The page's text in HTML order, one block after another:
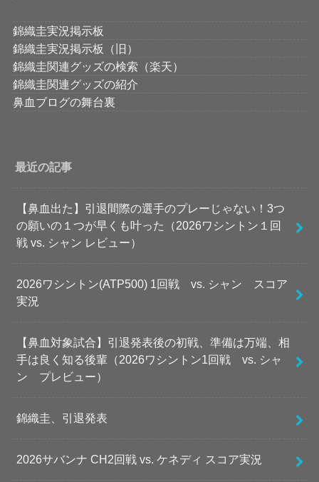
錦織圭実況掲示板
錦織圭実況掲示板（旧）
錦織圭関連グッズの検索（楽天）
錦織圭関連グッズの紹介
鼻血ブログの舞台裏
最近の記事
【鼻血出た】引退間際の選手のプレーじゃない！3つ
の願いの１つが早くも叶った（2026ワシントン１回
戦 vs. シャン レビュー）
2026ワシントン(ATP500) 1回戦 vs. シャン スコア
実況
【鼻血対象試合】引退発表後の初戦、準備は万端、相
手は良く知る後輩（2026ワシントン1回戦 vs. シャ
ン プレビュー）
錦織圭、引退発表
2026サバンナ CH2回戦 vs. ケネディ スコア実況